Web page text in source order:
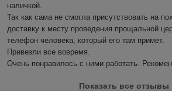
наличкой.
Так как сама не смогла присутствовать на
доставку к месту проведения прощальной
телефон человека, который его там примет.
Привезли все вовремя.
Очень понравилось с ними работать.
Показать все отзывы